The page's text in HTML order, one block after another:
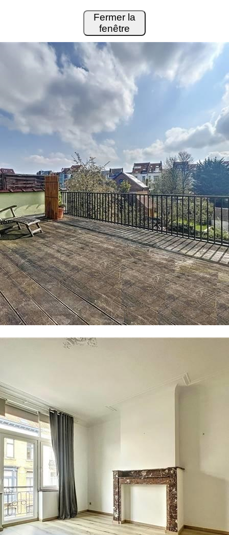
Fermer la
fenêtre